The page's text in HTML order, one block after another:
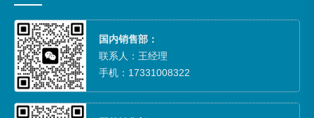
国内销售部：
联系人：王经理
手机：17331008322